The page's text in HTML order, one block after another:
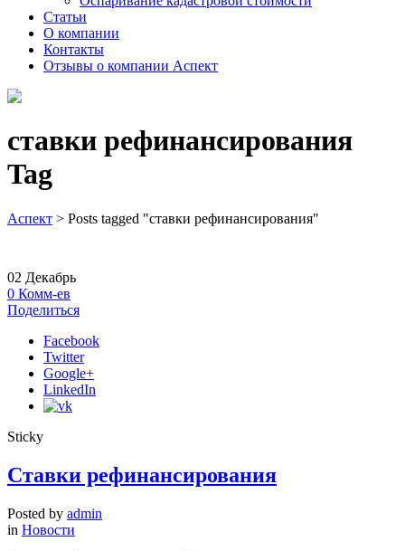
Статьи
О компании
Контакты
Отзывы о компании Аспект
ставки рефинансирования
Tag
Аспект > Posts tagged "ставки рефинансирования"
02 Декабрь
0 Комм-ев
Поделиться
Facebook
Twitter
Google+
LinkedIn
Sticky
Ставки рефинансирования
Posted by admin
in Новости